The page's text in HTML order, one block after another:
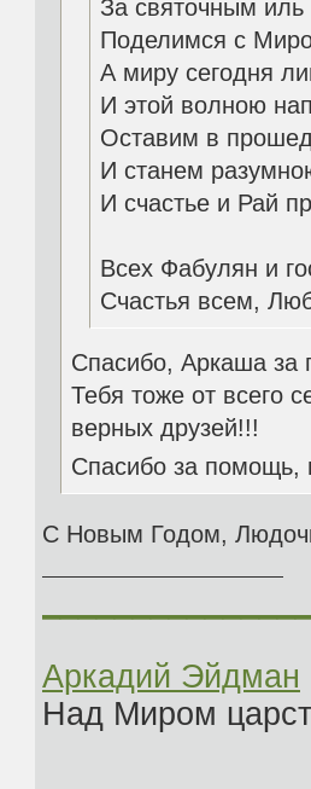
За святочным
Поделимся с
А миру сегодня
И этой волною
Оставим в
И станем
И счастье и Рай
Всех Фабулян и
Счастья всем,
Спасибо, Аркаша за
Тебя тоже от всего
верных друзей!!!
Спасибо за
С Новым Годом,
Аркадий Эйдман
Над Миром